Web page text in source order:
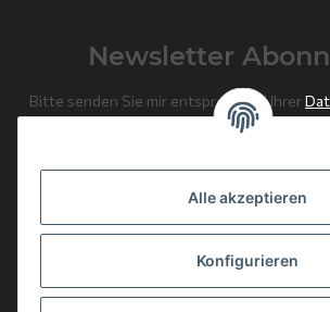
Alle akzeptieren
Konfigurieren
Newsletter
Bitte senden Sie mir entsprechend Ihrer
regelmäßig und jederzeit widerruflich
Newsletter Abonnieren